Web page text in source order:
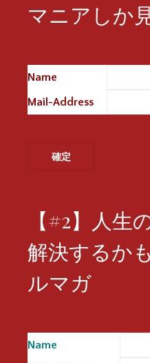
マニアしか
Name
Mail-Address
【#2】人生
解決するか
ルマガ
Name